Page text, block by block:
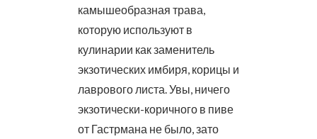
камышеобразная трава,
которую используют в
кулинарии как заменитель
экзотических имбиря, корицы и
лаврового листа. Увы, ничего
экзотически-коричного в пиве
от Гастрмана не было, зато